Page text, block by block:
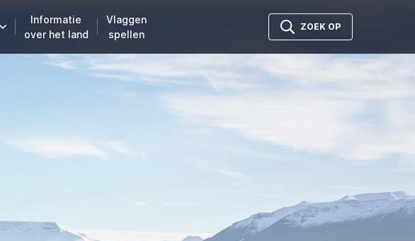
Informatie
over het land
Vlaggen
spellen
ZOEK OP